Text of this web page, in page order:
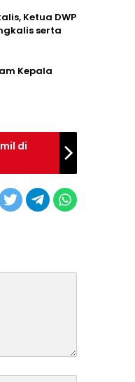
Ketua DWP
serta
Kepala
di